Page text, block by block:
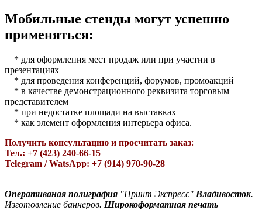
Мобильные стенды могут успешно
применяться:
* для оформления мест продаж или при участии в
презентациях
* для проведения конференций, форумов, промоакций
* в качестве демонстрацион­ного реквизита торговым
представителем
* при недостатке площади на выставках
* как элемент оформления интерьера офиса.
Получить консультацию и просчитать заказ:
Тел.: +7 (423) 240-66-15
Telegram / WatsApp: +7 (914) 970-90-28
Оперативаная полиграфия "Принт Экспресс" Владивосток.
Изготовление баннеров. Широкоформатная печать